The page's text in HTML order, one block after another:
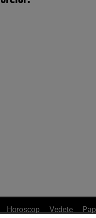
Horoscop Vedete